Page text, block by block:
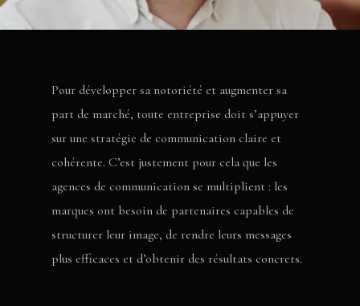
Pour développer sa notoriété et augmenter sa
part de marché, toute entreprise doit s’appuyer
sur une stratégie de communication claire et
cohérente. C’est justement pour cela que les
agences de communication se multiplient : les
marques ont besoin de partenaires capables de
structurer leur image, de rendre leurs messages
plus efficaces et d’obtenir des résultats concrets.